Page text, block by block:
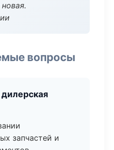
вопросы
запчастей и